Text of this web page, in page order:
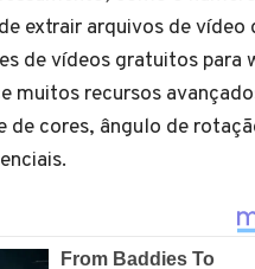
extrair arquivos de vídeo
de vídeos gratuitos para
muitos recursos
cores, ângulo de